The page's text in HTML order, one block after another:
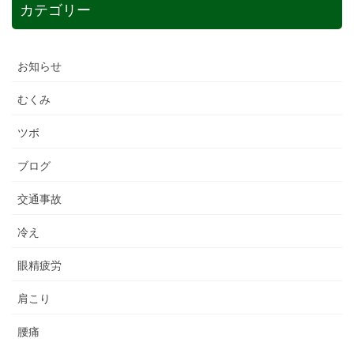
カテゴリー
お知らせ
むくみ
ツボ
ブログ
交通事故
冷え
眼精疲労
肩こり
腰痛